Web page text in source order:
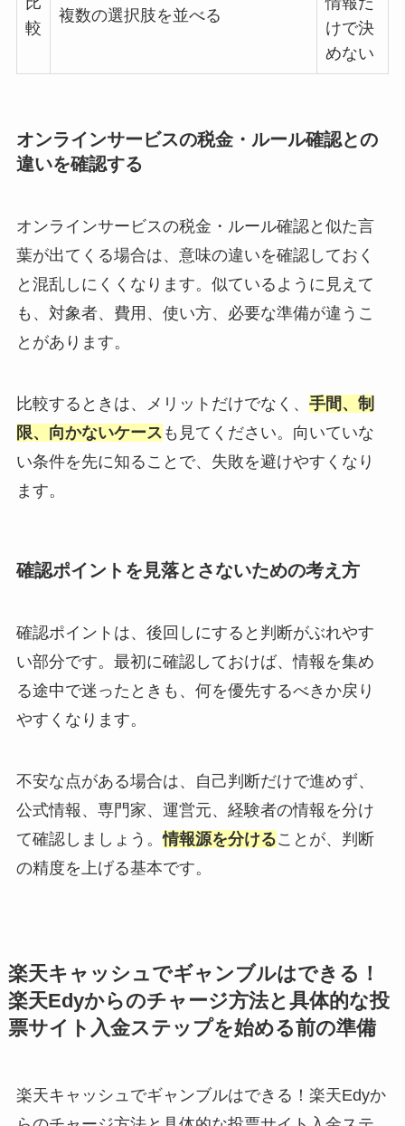
較
複数の選択肢を並べる
けで決
めない
オンラインサービスの税金・ルール確認との
違いを確認する
オンラインサービスの税金・ルール確認と似た言
葉が出てくる場合は、意味の違いを確認しておく
と混乱しにくくなります。似ているように見えて
も、対象者、費用、使い方、必要な準備が違うこ
とがあります。
比較するときは、メリットだけでなく、 手間、制
限、向かないケース も見てください。向いていな
い条件を先に知ることで、失敗を避けやすくなり
ます。
確認ポイントを見落とさないための考え方
確認ポイントは、後回しにすると判断がぶれやす
い部分です。最初に確認しておけば、情報を集め
る途中で迷ったときも、何を優先するべきか戻り
やすくなります。
不安な点がある場合は、自己判断だけで進めず、
公式情報、専門家、運営元、経験者の情報を分け
て確認しましょう。情報源を分けることが、判断
の精度を上げる基本です。
楽天キャッシュでギャンブルはできる！
楽天Edyからのチャージ方法と具体的な投
票サイト入金ステップを始める前の準備
楽天キャッシュでギャンブルはできる！楽天Edyか